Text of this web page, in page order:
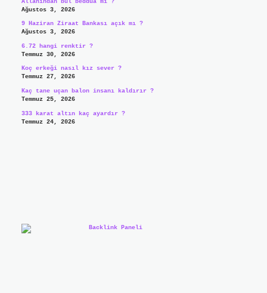
Ağustos 3, 2026
9 Haziran Ziraat Bankası açık mı ?
Ağustos 3, 2026
6.72 hangi renktir ?
Temmuz 30, 2026
Koç erkeği nasıl kız sever ?
Temmuz 27, 2026
Kaç tane uçan balon insanı kaldırır ?
Temmuz 25, 2026
333 karat altın kaç ayardır ?
Temmuz 24, 2026